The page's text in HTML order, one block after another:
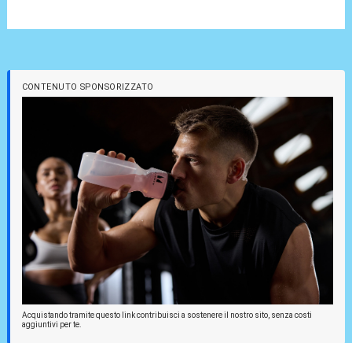
CONTENUTO SPONSORIZZATO
Acquistando tramite questo link contribuisci a sostenere il nostro sito, senza costi
aggiuntivi per te.